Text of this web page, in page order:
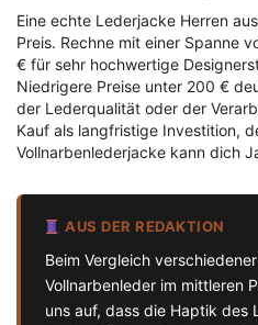
Eine echte Lederjacke Herren
Preis. Rechne mit einer Spanne
€ für sehr hochwertige
Niedrigere Preise unter 200 €
der Lederqualität oder der
Kauf als langfristige Investition,
Vollnarbenlederjacke kann dich
AUS DER REDAKTION
Beim Vergleich
Vollnarbenleder im mittleren
uns auf, dass die Haptik des